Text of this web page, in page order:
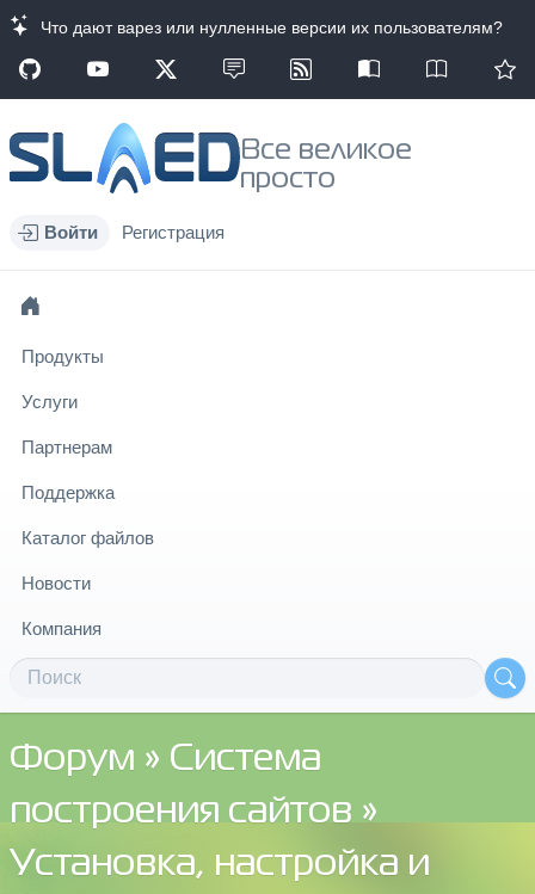
Что дают варез или нулленные версии их пользователям?
Все великое
просто
Войти Регистрация
Продукты
Услуги
Партнерам
Поддержка
Каталог файлов
Новости
Компания
Форум » Система
построения сайтов »
Установка, настройка и